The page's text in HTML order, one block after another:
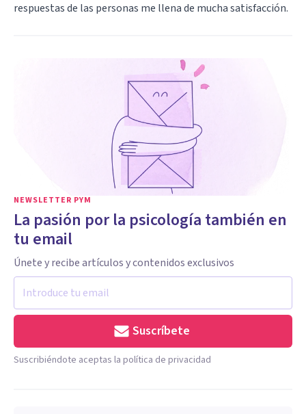
respuestas de las personas me llena de mucha satisfacción.
NEWSLETTER PYM
La pasión por la psicología también en
tu email
Únete y recibe artículos y contenidos exclusivos
Suscríbete
Suscribiéndote aceptas la política de privacidad